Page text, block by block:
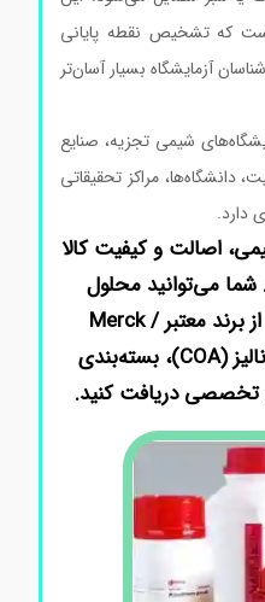
تشخیص نقطه پایانی
آزمایشگاه بسیار آسان‌تر
شیمی تجزیه، صنایع
مراکز تحقیقاتی
اصالت و کیفیت کالا
می‌توانید محلول
شناساگر فروئین مرک را از برند معتبر Merck /
Sigma را همراه با برگه آنالیز (COA)، بسته‌بندی
دریافت کنید.